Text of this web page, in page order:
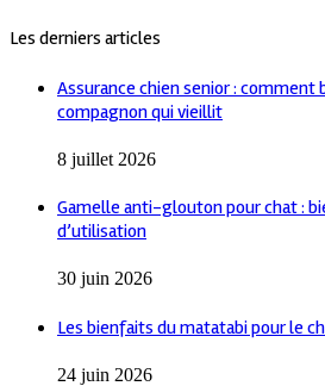
Les derniers articles
Assurance chien senior : comment
compagnon qui vieillit
8 juillet 2026
Gamelle anti-glouton pour chat :
d’utilisation
30 juin 2026
Les bienfaits du matatabi pour le
24 juin 2026